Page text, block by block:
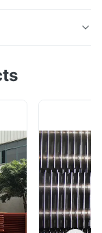
van het de
Het
² (N/mm ²) %